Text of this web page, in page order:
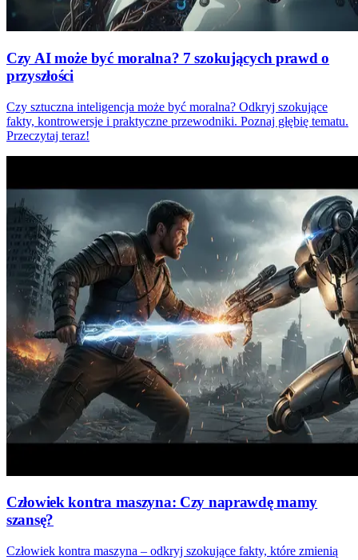
Czy AI może być moralna? 7 szokujących prawd o
przyszłości
Czy sztuczna inteligencja może być moralna? Odkryj szokujące
fakty, kontrowersje i praktyczne przewodniki. Poznaj głębię tematu.
Przeczytaj teraz!
Człowiek kontra maszyna: Czy naprawdę mamy
szansę?
Człowiek kontra maszyna – odkryj szokujące fakty, które zmienią